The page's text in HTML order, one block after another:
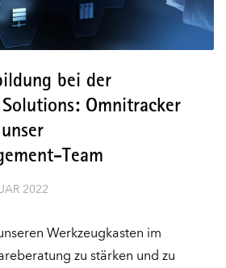
bei der
Solutions: Omnitracker
Team
2022
Werkzeugkasten im
zu stärken und zu